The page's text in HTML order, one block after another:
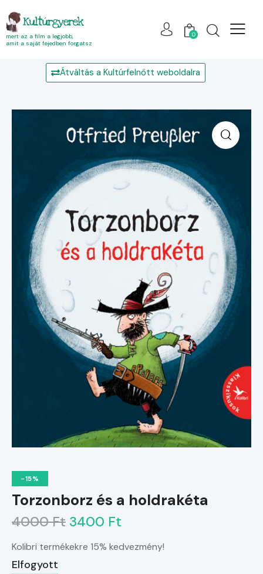
Kultúrgyerek
mert az a film a legjobb,
amit a saját fejedben forgatsz
0
Átváltás a Kultúrfelnőtt weboldalra
-15%
Torzonborz és a holdrakéta
4000 Ft 3400 Ft
Kolibri termékekre 15% kedvezmény!
Elfogyott